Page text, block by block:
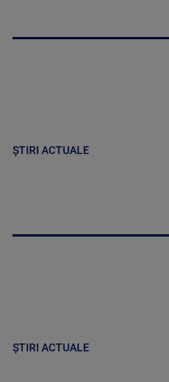
ȘTIRI ACTUALE
ȘTIRI ACTUALE